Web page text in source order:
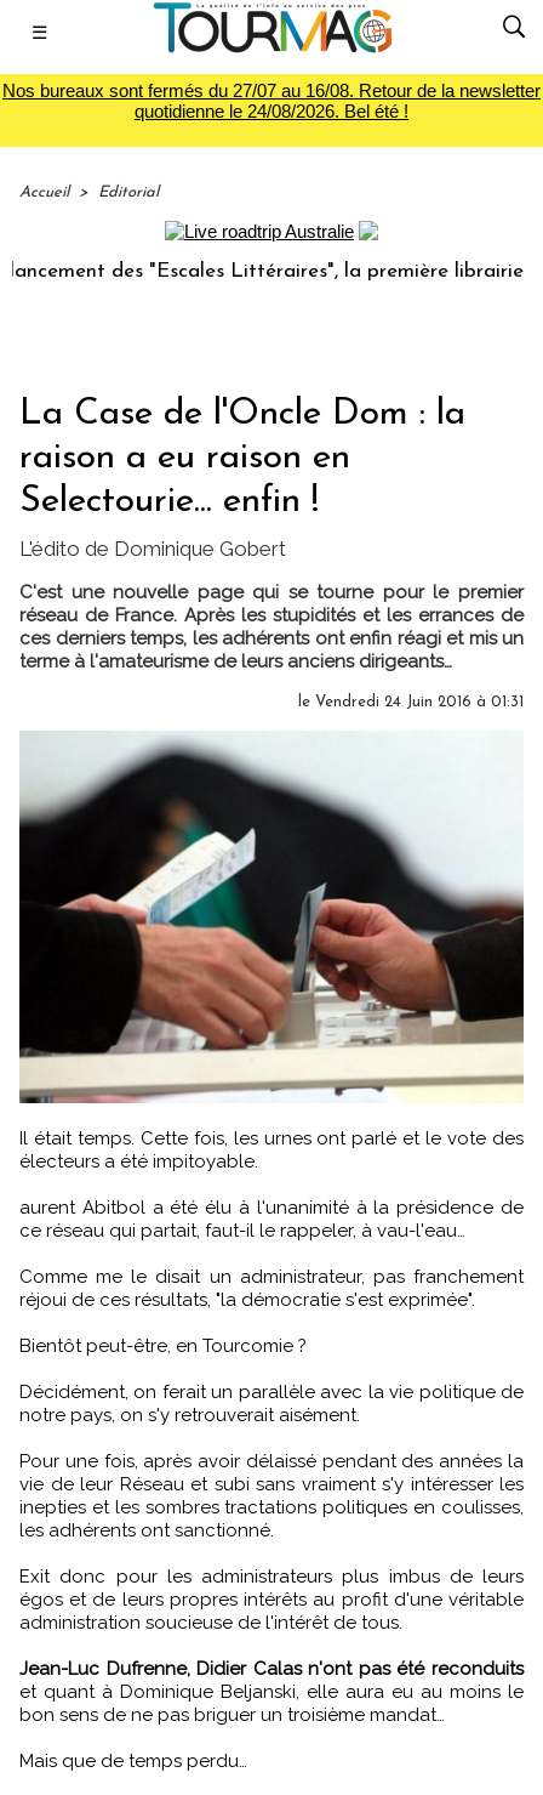
☰
Nos bureaux sont fermés du 27/07 au 16/08. Retour de la newsletter
quotidienne le 24/08/2026. Bel été !
Accueil > Editorial
des "Escales Littéraires", la première librairie du
La Case de l'Oncle Dom : la
raison a eu raison en
Selectourie... enfin !
L'édito de Dominique Gobert
C'est une nouvelle page qui se tourne pour le premier
réseau de France. Après les stupidités et les errances de
ces derniers temps, les adhérents ont enfin réagi et mis un
terme à l'amateurisme de leurs anciens dirigeants…
le Vendredi 24 Juin 2016 à 01:31
Il était temps. Cette fois, les urnes ont parlé et le vote des
électeurs a été impitoyable.
aurent Abitbol a été élu à l'unanimité à la présidence de
ce réseau qui partait, faut-il le rappeler, à vau-l'eau…
Comme me le disait un administrateur, pas franchement
réjoui de ces résultats, "la démocratie s'est exprimée".
Bientôt peut-être, en Tourcomie ?
Décidément, on ferait un parallèle avec la vie politique de
notre pays, on s'y retrouverait aisément.
Pour une fois, après avoir délaissé pendant des années la
vie de leur Réseau et subi sans vraiment s'y intéresser les
inepties et les sombres tractations politiques en coulisses,
les adhérents ont sanctionné.
Exit donc pour les administrateurs plus imbus de leurs
égos et de leurs propres intérêts au profit d'une véritable
administration soucieuse de l'intérêt de tous.
Jean-Luc Dufrenne, Didier Calas n'ont pas été reconduits
et quant à Dominique Beljanski, elle aura eu au moins le
bon sens de ne pas briguer un troisième mandat…
Mais que de temps perdu…